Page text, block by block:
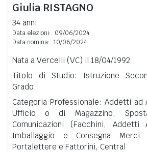
Giulia RISTAGNO
34 anni
Data elezioni:
09/06/2024
Data nomina: 10/06/2024
Nata a Vercelli (VC) il 18/04/1992
Titolo di Studio: Istruzione
Grado
Categoria Professionale: Addetti ad
Ufficio o di Magazzino,
Comunicazioni (Facchini, Addetti
Imballaggio e Consegna
Portalettere e Fattorini, Central